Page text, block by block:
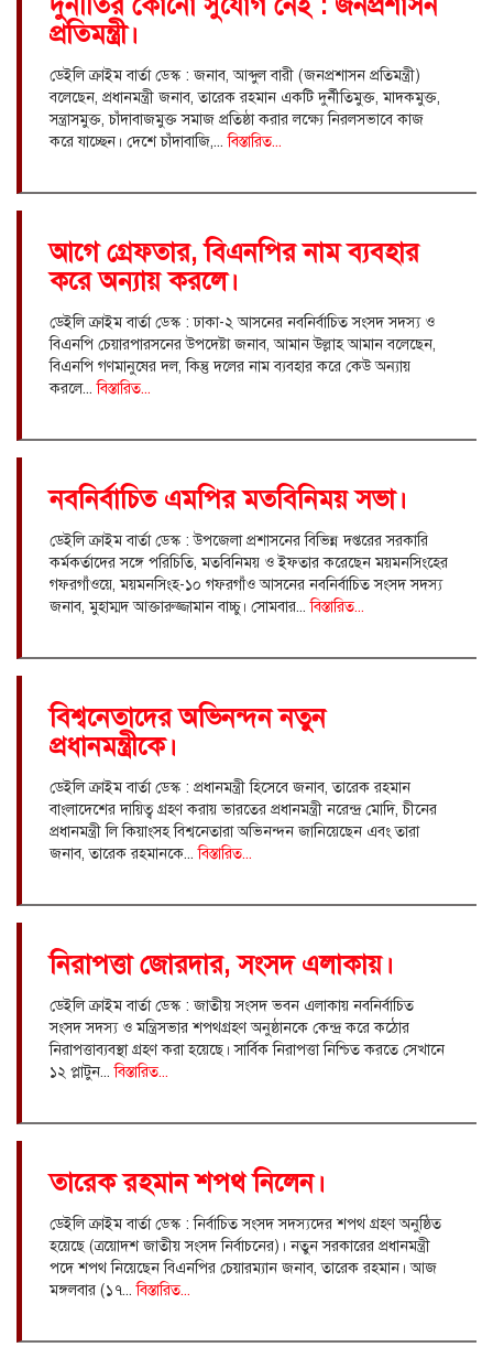
প্রতিমন্ত্রী।
ডেইলি ক্রাইম বার্তা ডেস্ক : জনাব, আব্দুল বারী (জনপ্রশাসন প্রতিমন্ত্রী)
বলেছেন, প্রধানমন্ত্রী জনাব, তারেক রহমান একটি দুর্নীতিমুক্ত, মাদকমুক্ত,
সন্ত্রাসমুক্ত, চাঁদাবাজমুক্ত সমাজ প্রতিষ্ঠা করার লক্ষ্যে নিরলসভাবে কাজ
করে যাচ্ছেন। দেশে চাঁদাবাজি,...বিস্তারিত...
আগে গ্রেফতার, বিএনপির নাম ব্যবহার
করে অন্যায় করলে।
ডেইলি ক্রাইম বার্তা ডেস্ক : ঢাকা-২ আসনের নবনির্বাচিত সংসদ সদস্য ও
বিএনপি চেয়ারপারসনের উপদেষ্টা জনাব, আমান উল্লাহ আমান বলেছেন,
বিএনপি গণমানুষের দল, কিন্তু দলের নাম ব্যবহার করে কেউ অন্যায়
করলে...বিস্তারিত...
নবনির্বাচিত এমপির মতবিনিময় সভা।
ডেইলি ক্রাইম বার্তা ডেস্ক : উপজেলা প্রশাসনের বিভিন্ন দপ্তরের সরকারি
কর্মকর্তাদের সঙ্গে পরিচিতি, মতবিনিময় ও ইফতার করেছেন ময়মনসিংহের
গফরগাঁওয়ে, ময়মনসিংহ-১০ গফরগাঁও আসনের নবনির্বাচিত সংসদ সদস্য
জনাব, মুহাম্মদ আক্তারুজ্জামান বাচ্চু। সোমবার...বিস্তারিত...
বিশ্বনেতাদের অভিনন্দন নতুন
প্রধানমন্ত্রীকে।
ডেইলি ক্রাইম বার্তা ডেস্ক : প্রধানমন্ত্রী হিসেবে জনাব, তারেক রহমান
বাংলাদেশের দায়িত্ব গ্রহণ করায় ভারতের প্রধানমন্ত্রী নরেন্দ্র মোদি, চীনের
প্রধানমন্ত্রী লি কিয়াংসহ বিশ্বনেতারা অভিনন্দন জানিয়েছেন এবং তারা
জনাব, তারেক রহমানকে...বিস্তারিত...
নিরাপত্তা জোরদার, সংসদ এলাকায়।
ডেইলি ক্রাইম বার্তা ডেস্ক : জাতীয় সংসদ ভবন এলাকায় নবনির্বাচিত
সংসদ সদস্য ও মন্ত্রিসভার শপথগ্রহণ অনুষ্ঠানকে কেন্দ্র করে কঠোর
নিরাপত্তাব্যবস্থা গ্রহণ করা হয়েছে। সার্বিক নিরাপত্তা নিশ্চিত করতে সেখানে
১২ প্লাটুন...বিস্তারিত...
তারেক রহমান শপথ নিলেন।
ডেইলি ক্রাইম বার্তা ডেস্ক : নির্বাচিত সংসদ সদস্যদের শপথ গ্রহণ অনুষ্ঠিত
হয়েছে (ত্রয়োদশ জাতীয় সংসদ নির্বাচনের)। নতুন সরকারের প্রধানমন্ত্রী
পদে শপথ নিয়েছেন বিএনপির চেয়ারম্যান জনাব, তারেক রহমান। আজ
মঙ্গলবার (১৭...বিস্তারিত...